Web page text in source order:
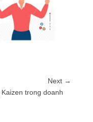
Next →
trong doanh